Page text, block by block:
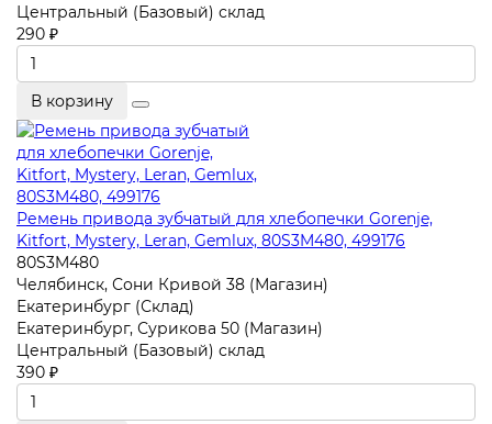
Центральный (Базовый) склад
290 ₽
В корзину
Ремень привода зубчатый для хлебопечки Gorenje,
Kitfort, Mystery, Leran, Gemlux, 80S3M480, 499176
80S3M480
Челябинск, Сони Кривой 38 (Магазин)
Екатеринбург (Склад)
Екатеринбург, Сурикова 50 (Магазин)
Центральный (Базовый) склад
390 ₽